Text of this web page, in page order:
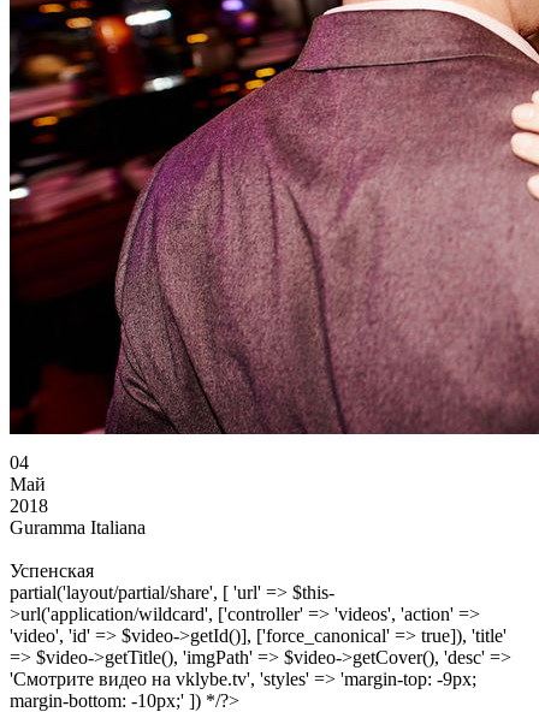
04
Май
2018
Guramma Italiana
Успенская
partial('layout/partial/share', [ 'url' => $this-
>url('application/wildcard', ['controller' => 'videos', 'action' =>
'video', 'id' => $video->getId()], ['force_canonical' => true]), 'title'
=> $video->getTitle(), 'imgPath' => $video->getCover(), 'desc' =>
'Смотрите видео на vklybe.tv', 'styles' => 'margin-top: -9px;
margin-bottom: -10px;' ]) */?>